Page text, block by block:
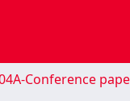
Conference